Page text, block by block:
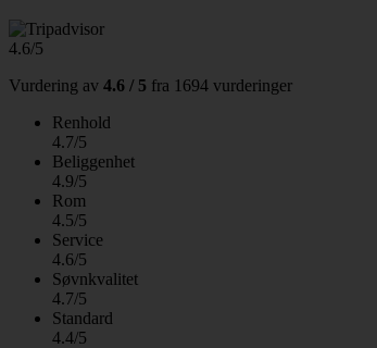
4.6/5
Vurdering av 4.6 / 5 fra 1694 vurderinger
Renhold
4.7/5
Beliggenhet
4.9/5
Rom
4.5/5
Service
4.6/5
Søvnkvalitet
4.7/5
Standard
4.4/5